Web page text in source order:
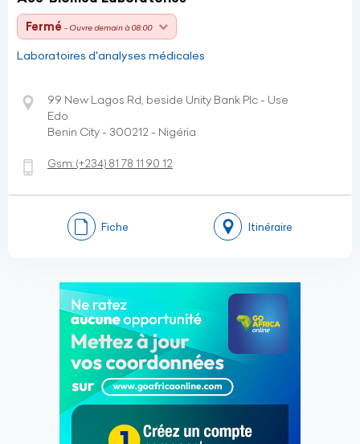
Fermé - Ouvre demain à 08:00
Laboratoires d'analyses médicales
99 New Lagos Rd, beside Unity Bank Plc - Use
Edo
Benin City - 300212 - Nigéria
Gsm:(+234) 81 78 11 90 12
Fiche Itinéraire